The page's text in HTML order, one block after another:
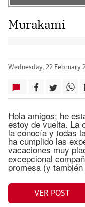
Murakami
Wednesday, 22
Hola amigos; he
estoy de vuelta. La
la conocía y todas
ha cumplido las
vacaciones muy
excepcional
promesa (y
VER POST